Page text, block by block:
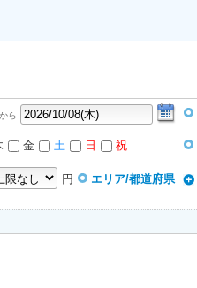
から
金 土 日 祝
円 エリア/都道府県